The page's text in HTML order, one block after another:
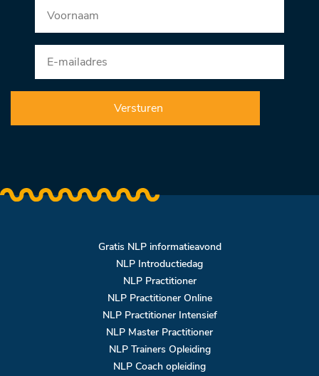
Gratis NLP informatieavond
NLP Introductiedag
NLP Practitioner
NLP Practitioner Online
NLP Practitioner Intensief
NLP Master Practitioner
NLP Trainers Opleiding
NLP Coach opleiding